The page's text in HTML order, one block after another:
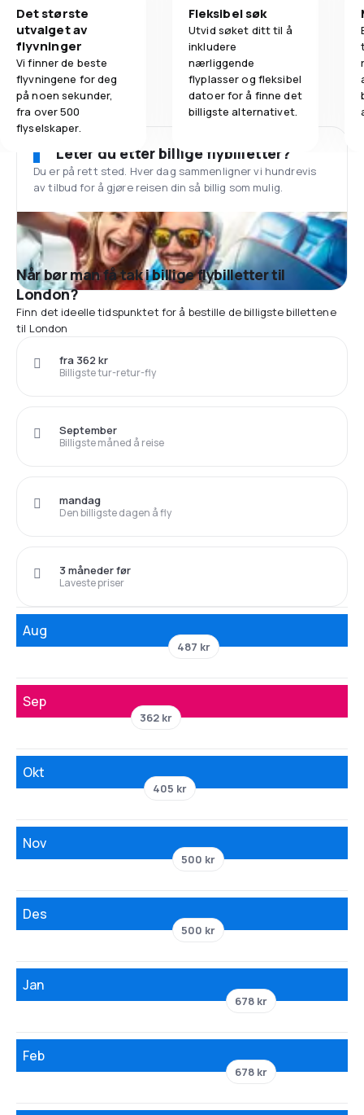
Det største
utvalget av
flyvninger
Vi finner de beste
flyvningene for deg
på noen sekunder,
fra over 500
flyselskaper.
Fleksibel søk
Utvid søket ditt til å
inkludere
nærliggende
flyplasser og fleksibel
datoer for å finne det
billigste alternativet.
Leter du etter billige flybilletter?
Du er på rett sted. Hver dag sammenligner vi hundrevis
av tilbud for å gjøre reisen din så billig som mulig.
Når bør man få tak i billige flybilletter til
London?
Finn det ideelle tidspunktet for å bestille de billigste billettene
til London
Billigste tur-retur-fly
fra 362 kr
Billigste måned å reise
September
Den billigste dagen å fly
mandag
Laveste priser
3 måneder før
Aug
487 kr
Sep
362 kr
Okt
405 kr
Nov
500 kr
Des
500 kr
Jan
678 kr
Feb
678 kr